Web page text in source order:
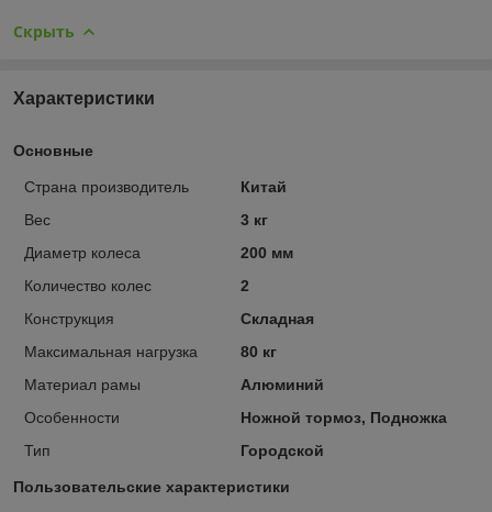
Скрыть
Характеристики
Основные
Страна производитель
Китай
Вес
3 кг
Диаметр колеса
200 мм
Количество колес
2
Конструкция
Складная
Максимальная нагрузка
80 кг
Материал рамы
Алюминий
Особенности
Ножной тормоз, Подножка
Тип
Городской
Пользовательские характеристики